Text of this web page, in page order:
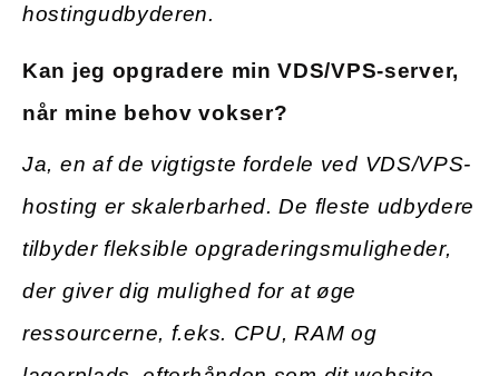
hostingudbyderen.
Kan jeg opgradere min VDS/VPS-server,
når mine behov vokser?
Ja, en af de vigtigste fordele ved VDS/VPS-
hosting er skalerbarhed. De fleste udbydere
tilbyder fleksible opgraderingsmuligheder,
der giver dig mulighed for at øge
ressourcerne, f.eks. CPU, RAM og